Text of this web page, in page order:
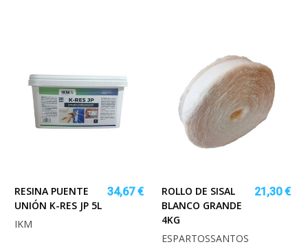
RESINA PUENTE
UNIÓN K-RES JP 5L
34,67 €
IKM
ROLLO DE SISAL
BLANCO GRANDE
4KG
21,30 €
ESPARTOSSANTOS